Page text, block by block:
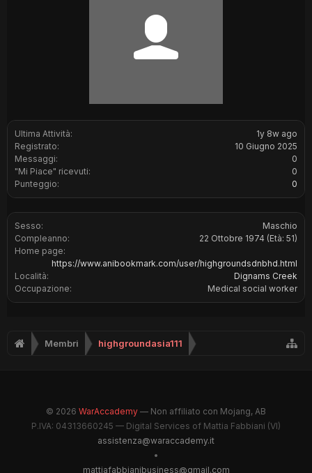
Ultima Attività:
1y 8w ago
Registrato:
10 Giugno 2025
Messaggi:
0
"Mi Piace" ricevuti:
0
Punteggio:
0
Sesso:
Maschio
Compleanno:
22 Ottobre 1974 (Età: 51)
Home page:
https://www.anibookmark.com/user/highgroundsdnbhd.html
Località:
Dignams Creek
Occupazione:
Medical social worker
Membri highgroundasia111
© 2026 WarAccademy — Non affiliato con Mojang, AB
P.IVA: 04313660245 — Digital Services of Mattia Fabbiani (VI)
assistenza@waraccademy.it
•
mattiafabbianibusiness@gmail.com